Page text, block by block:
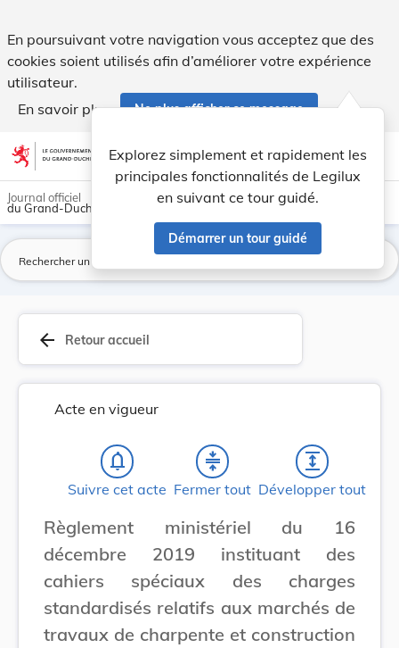
En poursuivant votre navigation vous acceptez que des
cookies soient utilisés afin d’améliorer votre expérience
utilisateur.
En savoir plus
Ne plus afficher ce message
Aller au contenu account_circle help Aide
Explorez simplement et rapidement les
principales fonctionnalités de Legilux
en suivant ce tour guidé.
Démarrer un tour guidé
light_mode dark_mode
Journal officiel
du Grand-Duché de Luxembourg
arrow_back Retour accueil
Acte en vigueur
notifications_none
Suivre cet acte
compress
Fermer tout
expand
Développer tout
Règlement ministériel du 16
décembre 2019 instituant des
cahiers spéciaux des charges
standardisés relatifs aux marchés de
travaux de charpente et construction